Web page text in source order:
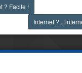
? Facile !
Internet ?...